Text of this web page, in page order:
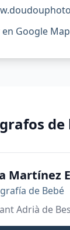
en Google
de
Martínez
de Bebé
Adrià de